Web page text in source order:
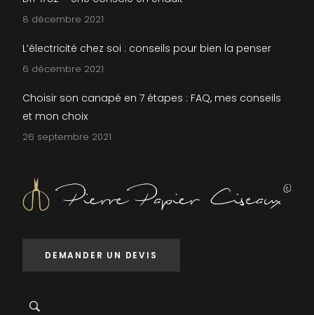
8 décembre 2021
L’électricité chez soi : conseils pour bien la penser
6 décembre 2021
Choisir son canapé en 7 étapes : FAQ, mes conseils
et mon choix
26 septembre 2021
DEMANDER UN DEVIS